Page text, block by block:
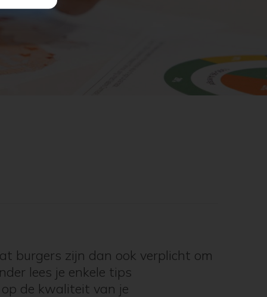
burgers zijn dan ook verplicht om
lees je enkele tips
de kwaliteit van je